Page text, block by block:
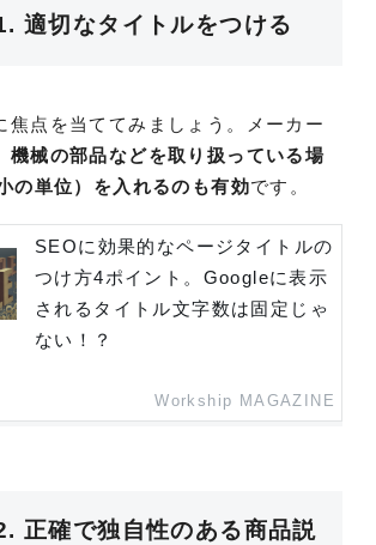
適切なタイトルをつける
焦点を当ててみましょう。メーカー
機械の部品などを取り扱っている場
の単位）を入れるのも有効です。
SEOに効果的なページタイトルの
つけ方4ポイント。Googleに表示
されるタイトル文字数は固定じゃ
ない！？
Workship MAGAZINE
正確で独自性のある商品説